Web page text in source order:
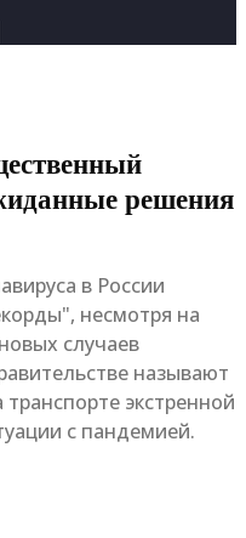
решения
в России
несмотря на
случаев
называют
экстренной
с пандемией.